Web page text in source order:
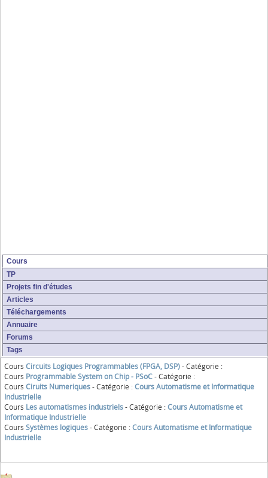
Cours
TP
Projets fin d'études
Articles
Téléchargements
Annuaire
Forums
Tags
Cours Circuits Logiques Programmables (FPGA, DSP)- Catégorie :
Cours Programmable System on Chip - PSoC- Catégorie :
Cours Ciruits Numeriques- Catégorie :Cours Automatisme et Informatique
Industrielle
Cours Les automatismes industriels- Catégorie :Cours Automatisme et
Informatique Industrielle
Cours Systèmes logiques- Catégorie :Cours Automatisme et Informatique
Industrielle